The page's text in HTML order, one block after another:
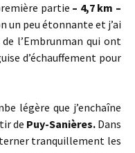
partie – 4,7 km –
un peu étonnante et j’ai
l’Embrunman qui ont
d’échauffement pour
légère que j’enchaîne
de Puy-Sanières. Dans
tranquillement les